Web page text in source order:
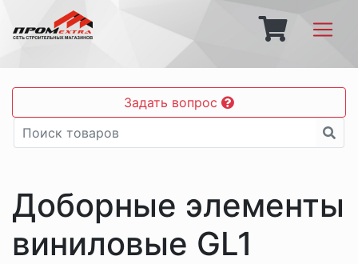
Задать вопрос
Доборные элементы
виниловые GL1